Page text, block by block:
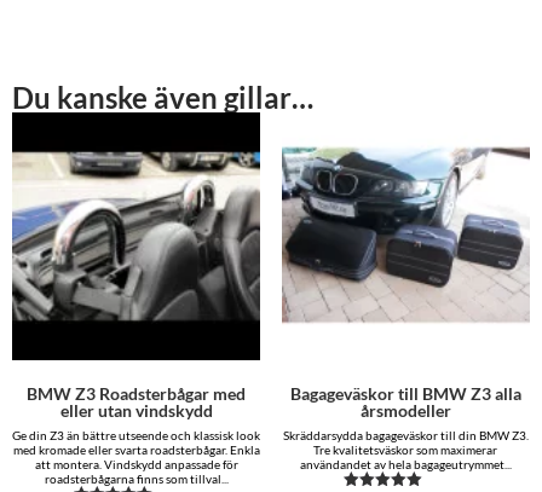
Du kanske även gillar…
BMW Z3 Roadsterbågar med
eller utan vindskydd
Ge din Z3 än bättre utseende och klassisk look
med kromade eller svarta roadsterbågar. Enkla
att montera. Vindskydd anpassade för
roadsterbågarna finns som tillval...
Bagageväskor till BMW Z3 alla
årsmodeller
Skräddarsydda bagageväskor till din BMW Z3.
Tre kvalitetsväskor som maximerar
användandet av hela bagageutrymmet...